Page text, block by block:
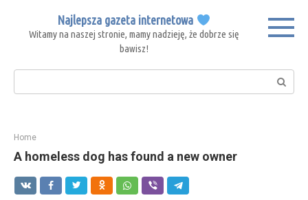
content
Najlepsza gazeta internetowa
Witamy na naszej stronie, mamy nadzieję, że dobrze się
bawisz!
Search:
Home
A homeless dog has found a new owner